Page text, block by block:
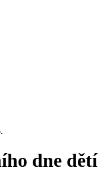
dne dětí